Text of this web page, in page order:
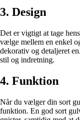
3. Design
Det er vigtigt at tage
vælge mellem en enkel
dekorativ og detaljeret
stil og indretning.
4. Funktion
Når du vælger din sort
funktion. En god sort